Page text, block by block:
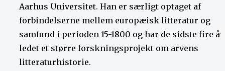
Aarhus Universitet. Han er særligt optaget af
forbindelserne mellem europæisk litteratur og
samfund i perioden 15-1800 og har de sidste fire år
ledet et større forskningsprojekt om arvens
litteraturhistorie.